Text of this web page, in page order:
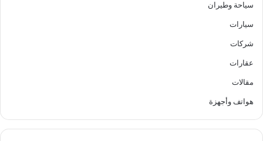
سياحة وطيران
سيارات
شركات
عقارات
مقالات
هواتف وأجهزة